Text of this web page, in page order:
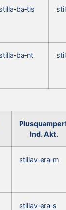
stilla‑ba‑tis
stilla‑ba‑nt
Ind. Akt.
stillav‑era‑m
stillav‑era‑s